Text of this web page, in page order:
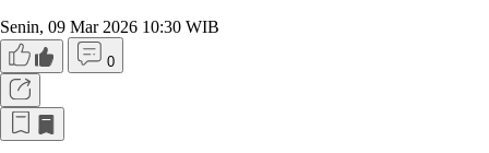
Senin, 09 Mar 2026 10:30 WIB
0